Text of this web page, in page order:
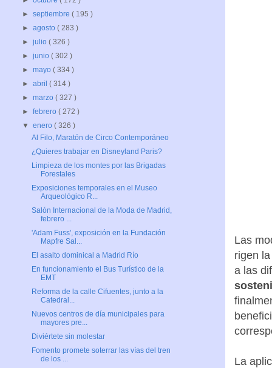
Las
rigen
a las
La
►septiembre( 195 )
►agosto( 283 )
►julio( 326 )
►junio( 302 )
►mayo( 334 )
►abril( 314 )
►marzo( 327 )
►febrero( 272 )
▼enero( 326 )
Al Filo, Maratón de Circo Contemporáneo
¿Quieres trabajar en Disneyland Paris?
Limpieza de los montes por las Brigadas
Forestales
Exposiciones temporales en el Museo
Arqueológico R...
Salón Internacional de la Moda de Madrid,
febrero ...
'Adam Fuss', exposición en la Fundación
Mapfre Sal...
El asalto dominical a Madrid Río
En funcionamiento el Bus Turístico de la
EMT
Reforma de la calle Cifuentes, junto a la
Catedral...
Nuevos centros de día municipales para
mayores pre...
Diviértete sin molestar
Fomento promete soterrar las vías del tren
de los ...